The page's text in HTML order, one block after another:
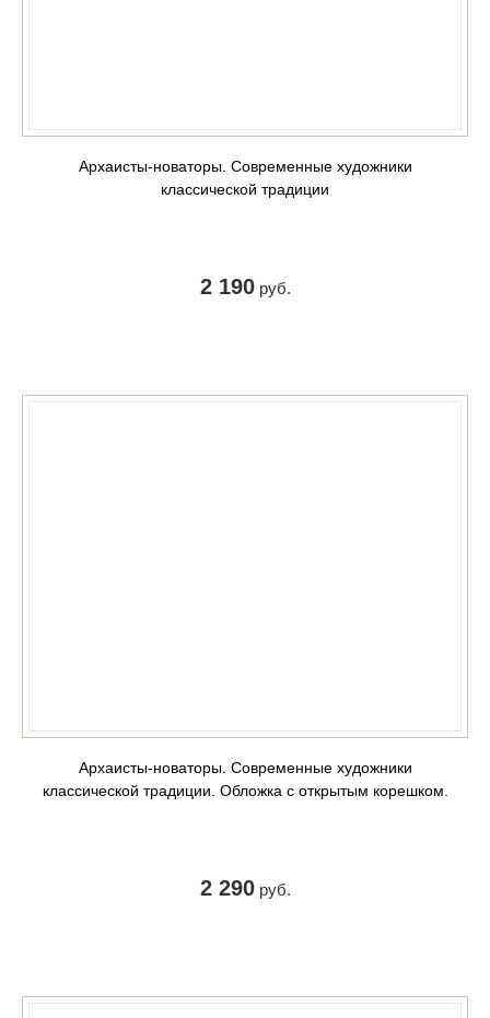
Архаисты-новаторы. Современные художники
классической традиции
2 190руб.
Архаисты-новаторы. Современные художники
классической традиции. Обложка с открытым корешком.
2 290руб.